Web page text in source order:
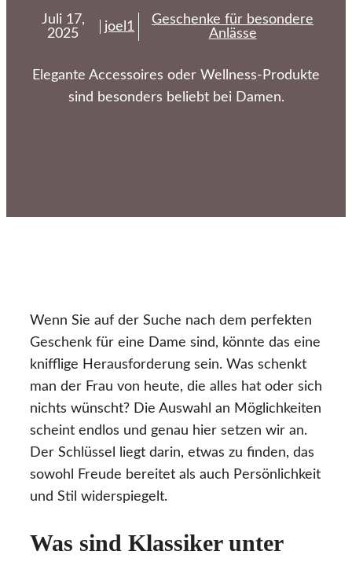
Juli 17,
2025
joel1
Geschenke für besondere
Anlässe
Elegante Accessoires oder Wellness-Produkte
sind besonders beliebt bei Damen.
Wenn Sie auf der Suche nach dem perfekten
Geschenk für eine Dame sind, könnte das eine
knifflige Herausforderung sein. Was schenkt
man der Frau von heute, die alles hat oder sich
nichts wünscht? Die Auswahl an Möglichkeiten
scheint endlos und genau hier setzen wir an.
Der Schlüssel liegt darin, etwas zu finden, das
sowohl Freude bereitet als auch Persönlichkeit
und Stil widerspiegelt.
Was sind Klassiker unter